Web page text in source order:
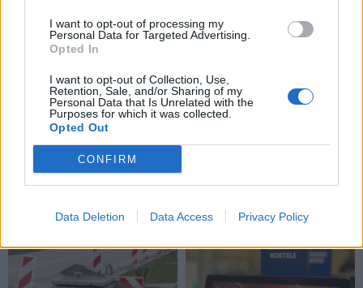
I want to opt-out of processing my
Personal Data for Targeted Advertising.
Opted In
I want to opt-out of Collection, Use,
Retention, Sale, and/or Sharing of my
Personal Data that Is Unrelated with the
Purposes for which it was collected.
Opted Out
CONFIRM
Data Deletion Data Access Privacy Policy
Kriminalai
Nelaukti svečiai išėjo ne
tik su „lauktuvėmis“: į
nakties tamsą išsivedė ir
merginą
Kriminalai
artimieji laukė dvi